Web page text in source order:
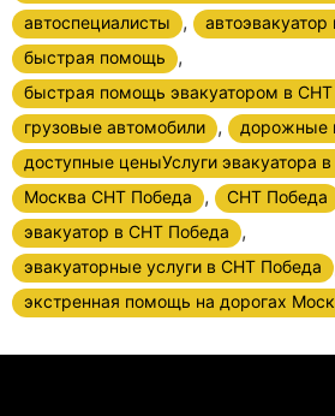
автоспециалисты ,
быстрая помощь ,
быстрая помощь эвакуатором в
грузовые автомобили , дорожные
доступные ценыУслуги эвакуатора
Москва СНТ Победа , СНТ Победа
эвакуатор в СНТ Победа ,
эвакуаторные услуги в СНТ Победа
экстренная помощь на дорогах